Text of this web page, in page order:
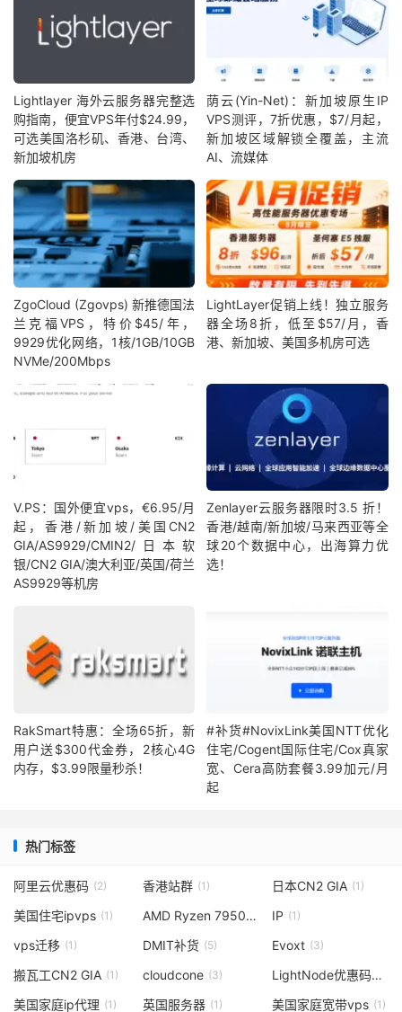
Lightlayer 海外云服务器完整选
购指南，便宜VPS年付$24.99，
可选美国洛杉矶、香港、台湾、
新加坡机房
荫云(Yin-Net)：新加坡原生IP
VPS测评，7折优惠，$7/月起，
新加坡区域解锁全覆盖，主流
AI、流媒体
ZgoCloud (Zgovps) 新推德国法
兰克福VPS，特价$45/年，
9929优化网络，1核/1GB/10GB
NVMe/200Mbps
LightLayer促销上线！独立服务
器全场8折，低至$57/月，香
港、新加坡、美国多机房可选
V.PS：国外便宜vps，€6.95/月
起，香港/新加坡/美国CN2
GIA/AS9929/CMIN2/日本软
银/CN2 GIA/澳大利亚/英国/荷兰
AS9929等机房
Zenlayer云服务器限时3.5 折！
香港/越南/新加坡/马来西亚等全
球20个数据中心，出海算力优
选！
RakSmart特惠：全场65折，新
用户送$300代金券，2核心4G
内存，$3.99限量秒杀！
#补货#NovixLink美国NTT优化
住宅/Cogent国际住宅/Cox真家
宽、Cera高防套餐3.99加元/月
起
热门标签
阿里云优惠码 (2) 香港站群 (1) 日本CN2 GIA (1)
美国住宅ipvps (1) AMD Ryzen 7950 IP (1)
vps迁移 (1) DMIT补货 (5) Evoxt (3)
搬瓦工CN2 GIA (1) cloudcone (3) LightNode优惠码
美国家庭ip代理 (1) 英国服务器 (1) 美国家庭宽带vps (1)